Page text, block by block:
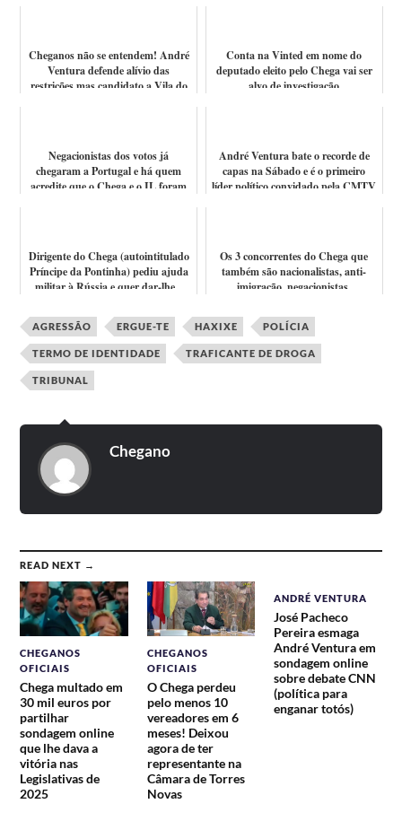
Cheganos não se entendem! André
Ventura defende alívio das
restrições mas candidato a Vila do
Conta na Vinted em nome do
deputado eleito pelo Chega vai ser
alvo de investigação
Negacionistas dos votos já
chegaram a Portugal e há quem
acredite que o Chega e o IL foram
André Ventura bate o recorde de
capas na Sábado e é o primeiro
líder político convidado pela CMTV
Dirigente do Chega (autointitulado
Príncipe da Pontinha) pediu ajuda
militar à Rússia e quer dar-lhe...
Os 3 concorrentes do Chega que
também são nacionalistas, anti-
imigração, negacionistas,
AGRESSÃO ERGUE-TE HAXIXE POLÍCIA
TERMO DE IDENTIDADE TRAFICANTE DE DROGA
TRIBUNAL
Chegano
READ NEXT →
CHEGANOS
OFICIAIS
Chega multado em
30 mil euros por
partilhar
sondagem online
que lhe dava a
vitória nas
Legislativas de
2025
CHEGANOS
OFICIAIS
O Chega perdeu
pelo menos 10
vereadores em 6
meses! Deixou
agora de ter
representante na
Câmara de Torres
Novas
ANDRÉ VENTURA
José Pacheco
Pereira esmaga
André Ventura em
sondagem online
sobre debate CNN
(política para
enganar totós)